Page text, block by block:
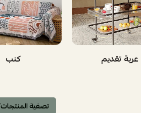
عربة تقديم كنب
تصفية المنتجات